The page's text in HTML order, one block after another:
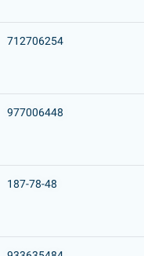
712706254
977006448
187-78-48